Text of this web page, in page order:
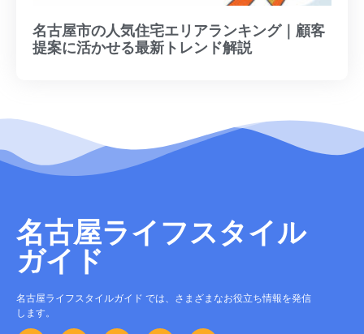
名古屋市の人気住宅エリアランキング｜顧客
提案に活かせる最新トレンド解説
名古屋ライフスタイル
ガイド
名古屋ライフスタイルガイド では、さまざまなお役立ち情報を発信
します。